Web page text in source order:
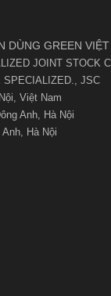
DÙNG GREEN
JOINT STOCK
SPECIALIZED., JSC
Việt Nam
Anh, Hà Nội
Hà Nội